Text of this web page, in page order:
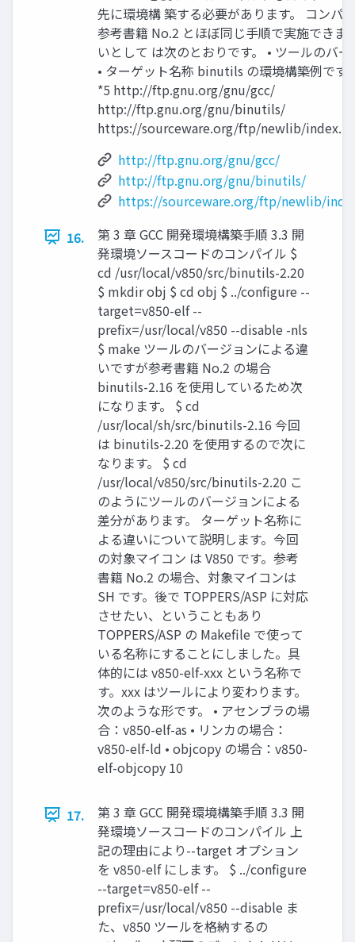
先に環境構 築する必要があります。 コンパ
参考書籍 No.2 とほぼ同じ手順で実施できま
いとして は次のとおりです。 • ツールのバ
• ターゲット名称 binutils の環境構築例です
*5 http://ftp.gnu.org/gnu/gcc/
http://ftp.gnu.org/gnu/binutils/
https://sourceware.org/ftp/newlib/
http://ftp.gnu.org/gnu/gcc/
http://ftp.gnu.org/gnu/binutils/
https://sourceware.org/ftp/newlib/
16.
第 3 章 GCC 開発環境構築手順 3.3 開
発環境ソースコードのコンパイル $
cd /usr/local/v850/src/binutils-2.20
$ mkdir obj $ cd obj $ ../configure --
target=v850-elf --
prefix=/usr/local/v850 --disable -nls
$ make ツールのバージョンによる違
いですが参考書籍 No.2 の場合
binutils-2.16 を使用しているため次
になります。 $ cd
/usr/local/sh/src/binutils-2.16 今回
は binutils-2.20 を使用するので次に
なります。 $ cd
/usr/local/v850/src/binutils-2.20 こ
のようにツールのバージョンによる
差分があります。 ターゲット名称に
よる違いについて説明します。今回
の対象マイコン は V850 です。参考
書籍 No.2 の場合、対象マイコンは
SH です。後で TOPPERS/ASP に対応
させたい、ということもあり
TOPPERS/ASP の Makeﬁle で使って
いる名称にすることにしました。具
体的には v850-elf-xxx という名称で
す。xxx はツールにより変わります。
次のような形です。 • アセンブラの場
合：v850-elf-as • リンカの場合：
v850-elf-ld • objcopy の場合：v850-
elf-objcopy 10
17.
第 3 章 GCC 開発環境構築手順 3.3 開
発環境ソースコードのコンパイル 上
記の理由により--target オプション
を v850-elf にします。 $ ../configure
--target=v850-elf --
prefix=/usr/local/v850 --disable ま
た、v850 ツールを格納するの